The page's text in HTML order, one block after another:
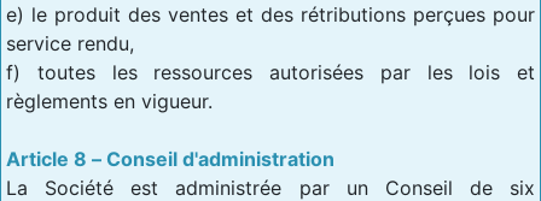
e) le produit des ventes et des rétributions perçues pour
service rendu,
f) toutes les ressources autorisées par les lois et
règlements en vigueur.
Article 8 – Conseil d'administration
La Société est administrée par un Conseil de six